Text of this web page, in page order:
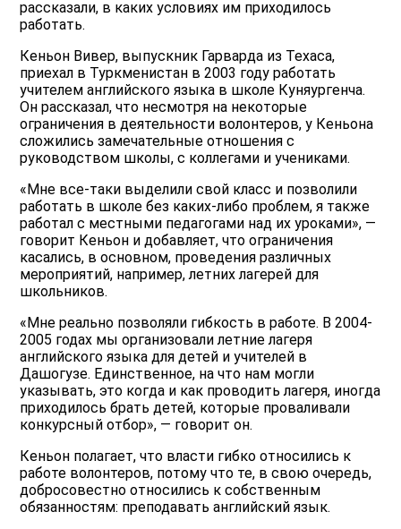
рассказали, в каких условиях им приходилось
работать.
Кеньон Вивер, выпускник Гарварда из Техаса,
приехал в Туркменистан в 2003 году работать
учителем английского языка в школе Куняургенча.
Он рассказал, что несмотря на некоторые
ограничения в деятельности волонтеров, у Кеньона
сложились замечательные отношения с
руководством школы, с коллегами и учениками.
«Мне все-таки выделили свой класс и позволили
работать в школе без каких-либо проблем, я также
работал с местными педагогами над их уроками», —
говорит Кеньон и добавляет, что ограничения
касались, в основном, проведения различных
мероприятий, например, летних лагерей для
школьников.
«Мне реально позволяли гибкость в работе. В 2004-
2005 годах мы организовали летние лагеря
английского языка для детей и учителей в
Дашогузе. Единственное, на что нам могли
указывать, это когда и как проводить лагеря, иногда
приходилось брать детей, которые проваливали
конкурсный отбор», — говорит он.
Кеньон полагает, что власти гибко относились к
работе волонтеров, потому что те, в свою очередь,
добросовестно относились к собственным
обязанностям: преподавать английский язык.